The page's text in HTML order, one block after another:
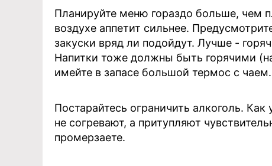
Планируйте меню гораздо больше, чем
воздухе аппетит сильнее.
закуски вряд ли подойдут. Лучше -
Напитки тоже должны быть горячими
имейте в запасе большой термос с чаем.
Постарайтесь ограничить алкоголь.
не согревают, а притупляют
промерзаете.